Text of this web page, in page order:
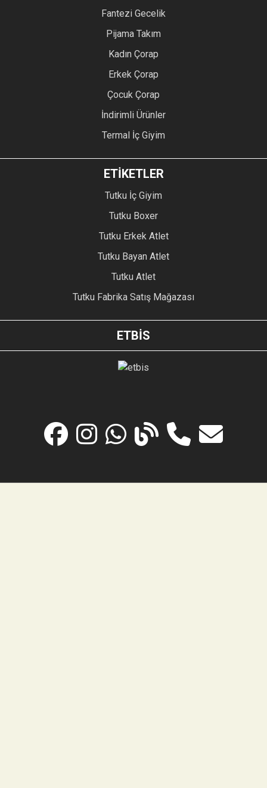
Fantezi Gecelik
Pijama Takım
Kadın Çorap
Erkek Çorap
Çocuk Çorap
İndirimli Ürünler
Termal İç Giyim
ETİKETLER
Tutku İç Giyim
Tutku Boxer
Tutku Erkek Atlet
Tutku Bayan Atlet
Tutku Atlet
Tutku Fabrika Satış Mağazası
ETBİS